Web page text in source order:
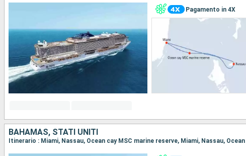
Pagamento in 4X
BAHAMAS, STATI UNITI